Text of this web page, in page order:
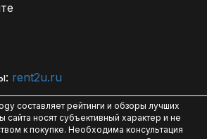
rent2u.ru
составляет рейтинги и обзоры лучших
сайта носят субъективный характер и не
к покупке. Необходима консультация